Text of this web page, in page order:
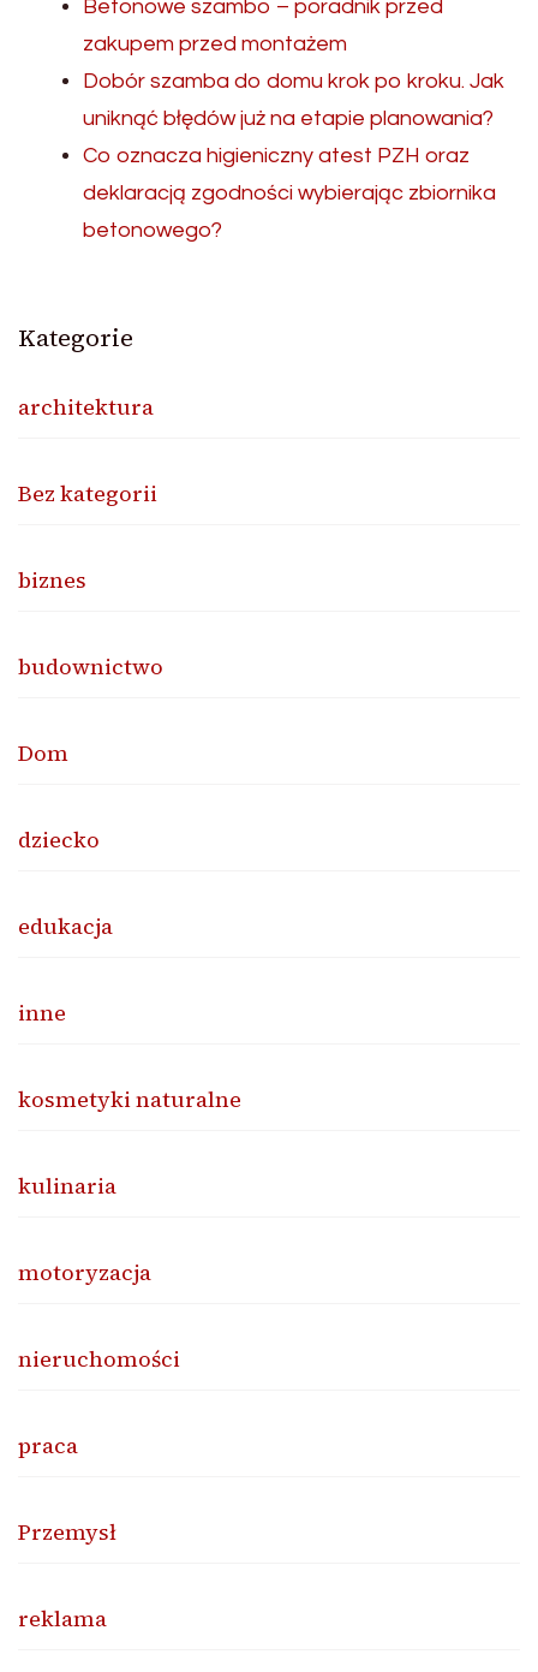
Betonowe szambo – poradnik przed
zakupem przed montażem
Dobór szamba do domu krok po kroku. Jak
uniknąć błędów już na etapie planowania?
Co oznacza higieniczny atest PZH oraz
deklaracją zgodności wybierając zbiornika
betonowego?
Kategorie
architektura
Bez kategorii
biznes
budownictwo
Dom
dziecko
edukacja
inne
kosmetyki naturalne
kulinaria
motoryzacja
nieruchomości
praca
Przemysł
reklama